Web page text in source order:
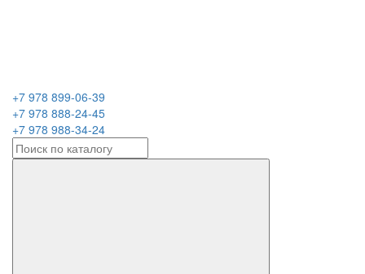
+7 978 899-06-39
+7 978 888-24-45
+7 978 988-34-24